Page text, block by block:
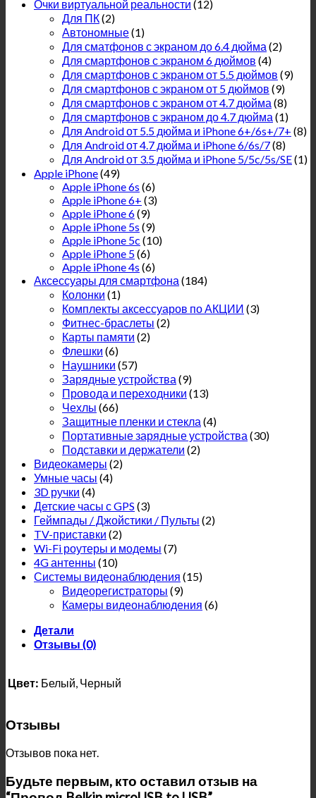
Очки виртуальной реальности (12)
Для ПК(2)
Автономные(1)
Для сматфонов с экраном до 6.4 дюйма (2)
Для смартфонов с экраном 6 дюймов (4)
Для смартфонов с экраном от 5.5 дюймов (9)
Для смартфонов с экраном от 5 дюймов (9)
Для смартфонов с экраном от 4.7 дюйма (8)
Для смартфонов с экраном до 4.7 дюйма (1)
Для Android от 5.5 дюйма и iPhone 6+/6s+/7+ (8)
Для Android от 4.7 дюйма и iPhone 6/6s/7(8)
Для Android от 3.5 дюйма и iPhone 5/5c/5s/SE(1)
Apple iPhone(49)
Apple iPhone 6s (6)
Apple iPhone 6+ (3)
Apple iPhone 6(9)
Apple iPhone 5s (9)
Apple iPhone 5c (10)
Apple iPhone 5(6)
Apple iPhone 4s (6)
Аксессуары для смартфона (184)
Колонки (1)
Комплекты аксессуаров по АКЦИИ (3)
Фитнес-браслеты (2)
Карты памяти (2)
Флешки (6)
Наушники (57)
Зарядные устройства (9)
Провода и переходники (13)
Чехлы (66)
Защитные пленки и стекла (4)
Портативные зарядные устройства (30)
Подставки и держатели (2)
Видеокамеры (2)
Умные часы (4)
3D ручки (4)
Детские часы с GPS (3)
Геймпады / Джойстики / Пульты (2)
TV-приставки (2)
Wi-Fi роутеры и модемы (7)
4G антенны (10)
Системы видеонаблюдения (15)
Видеорегистраторы (9)
Камеры видеонаблюдения (6)
Детали
Отзывы (0)
Цвет: Белый, Черный
Отзывы
Отзывов пока нет.
Будьте первым, кто оставил отзыв на